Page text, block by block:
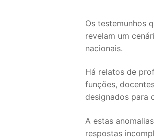
Legislação
Sectores
PRÉ-ESCOLAR
2º/3º CEB /
Os testemunhos
revelam um
nacionais.
Há relatos de
funções,
designados para
A estas
respostas